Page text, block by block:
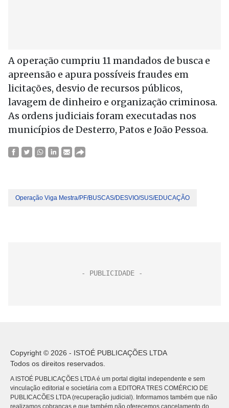
A operação cumpriu 11 mandados de busca e
apreensão e apura possíveis fraudes em
licitações, desvio de recursos públicos,
lavagem de dinheiro e organização criminosa.
As ordens judiciais foram executadas nos
municípios de Desterro, Patos e João Pessoa.
Operação Viga Mestra/PF/BUSCAS/DESVIO/SUS/EDUCAÇÃO
Copyright © 2026 - ISTOÉ PUBLICAÇÕES LTDA
Todos os direitos reservados.
A ISTOÉ PUBLICAÇÕES LTDA é um portal digital independente e sem
vinculação editorial e societária com a EDITORA TRES COMÉRCIO DE
PUBLICACÕES LTDA (recuperação judicial). Informamos também que não
realizamos cobranças e que também não oferecemos cancelamento do